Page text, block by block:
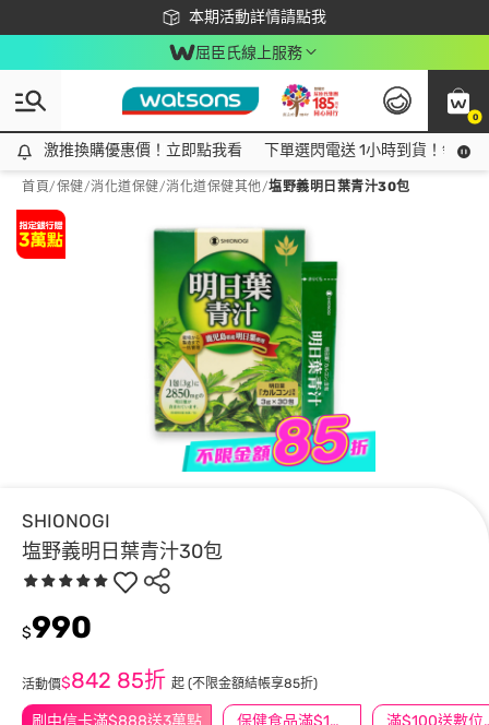
本期活動詳情請點我
下載app最高回饋$350
屈臣氏線上服務
0
激推換購優惠價！立即點我看
激推換購優惠價！立即點我看 下單選閃電送 1小時到貨！領神
首頁/保健/消化道保健/消化道保健其他/塩野義明日葉青汁30包
SHIONOGI
塩野義明日葉青汁30包
刷中信卡滿$888送3萬點 保健食品滿$1200送$100 滿
$990
活動價$842 85折 起 (不限金額結帳享85折)